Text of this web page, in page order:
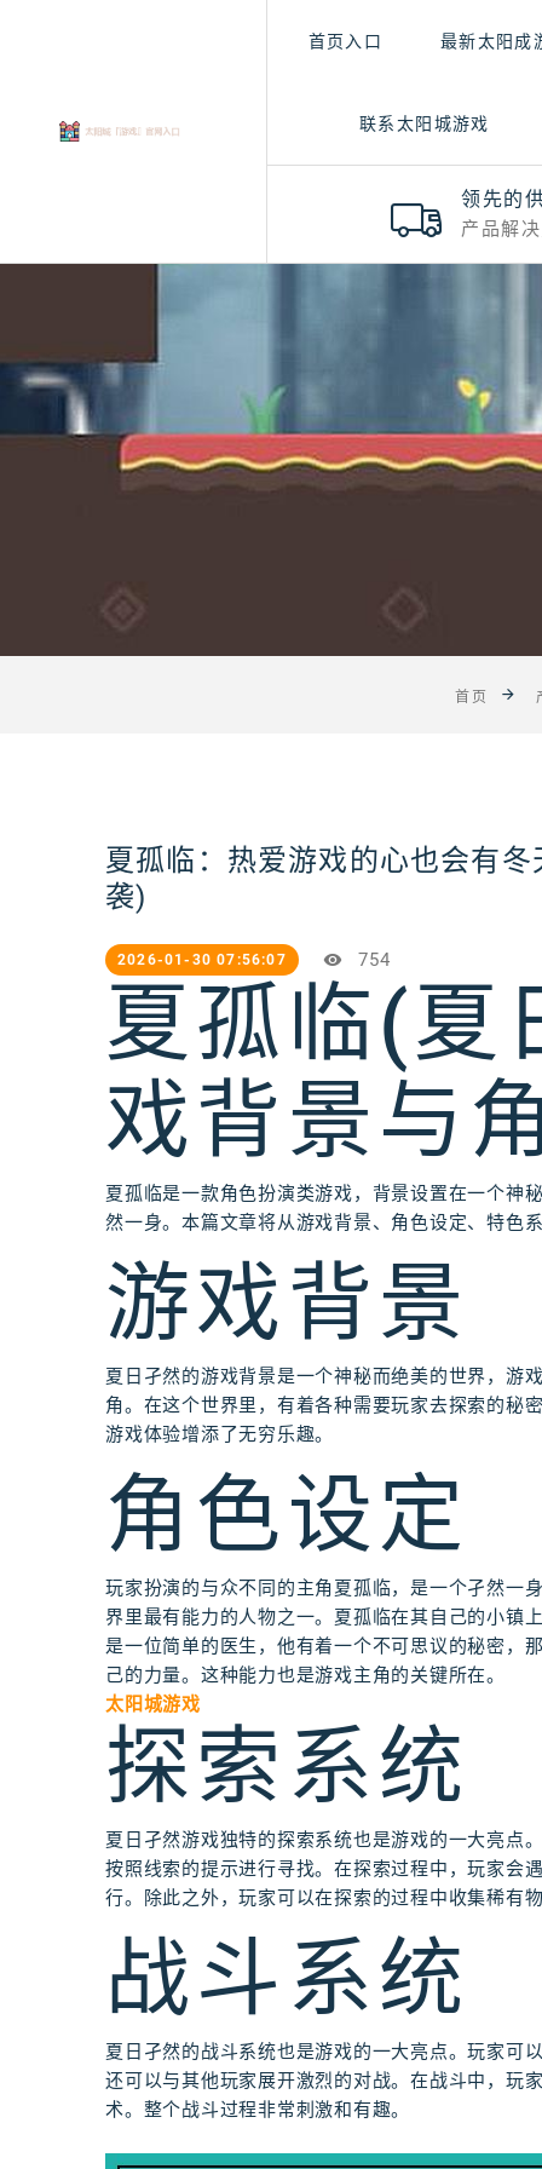
首页入口 最新太阳成
联系太阳城游戏
领先的
产品解
首页
夏孤临：热爱游戏的心也会有
袭)
2026-01-30 07:56:07 754
夏孤临(夏
戏背景与
夏孤临是一款角色扮演类游戏，背景设置在一个神
然一身。本篇文章将从游戏背景、角色设定、特色
游戏背景
夏日孑然的游戏背景是一个神秘而绝美的世界，游
角。在这个世界里，有着各种需要玩家去探索的秘
游戏体验增添了无穷乐趣。
角色设定
玩家扮演的与众不同的主角夏孤临，是一个孑然一
界里最有能力的人物之一。夏孤临在其自己的小镇
是一位简单的医生，他有着一个不可思议的秘密，
己的力量。这种能力也是游戏主角的关键所在。
太阳城游戏
探索系统
夏日孑然游戏独特的探索系统也是游戏的一大亮点
按照线索的提示进行寻找。在探索过程中，玩家会
行。除此之外，玩家可以在探索的过程中收集稀有
战斗系统
夏日孑然的战斗系统也是游戏的一大亮点。玩家可
还可以与其他玩家展开激烈的对战。在战斗中，玩
术。整个战斗过程非常刺激和有趣。